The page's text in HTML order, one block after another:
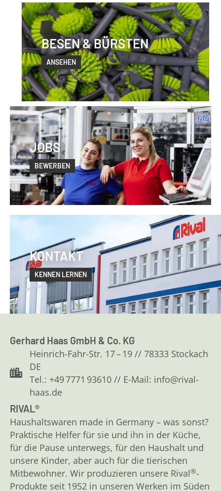
BESEN & BÜRSTEN
ANSEHEN
JOBS
BEWERBEN
KONTAKT
KENNEN LERNEN
Gerhard Haas GmbH & Co. KG
Heinrich-Fahr-Str. 17 – 19 // 78333 Stockach
DE
Tel.: +49 7771 93610 // E-Mail: info@rival-
haas.de
RIVAL®
Haushaltswaren made in Germany – was sonst?
Praktische Helfer für sie und ihn in der Küche,
für die Pause unterwegs, für den Haushalt und
unsere Kinder, aber auch für die tierischen
Mitbewohner. Wir produzieren unsere Rival®-
Produkte seit 1952 in unseren Werken im Süden